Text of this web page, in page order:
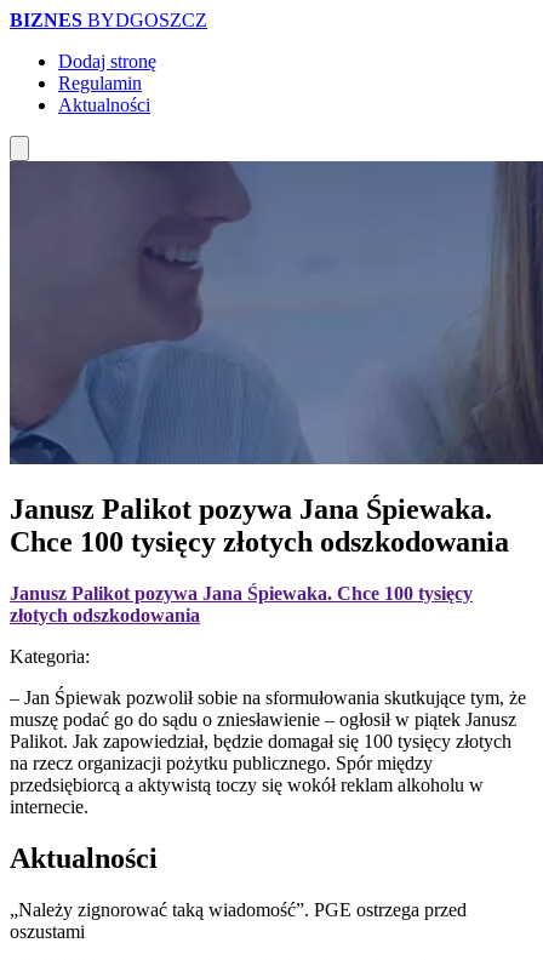
BIZNES BYDGOSZCZ
Dodaj stronę
Regulamin
Aktualności
Janusz Palikot pozywa Jana Śpiewaka.
Chce 100 tysięcy złotych odszkodowania
Janusz Palikot pozywa Jana Śpiewaka. Chce 100 tysięcy
złotych odszkodowania
Kategoria:
– Jan Śpiewak pozwolił sobie na sformułowania skutkujące tym, że
muszę podać go do sądu o zniesławienie – ogłosił w piątek Janusz
Palikot. Jak zapowiedział, będzie domagał się 100 tysięcy złotych
na rzecz organizacji pożytku publicznego. Spór między
przedsiębiorcą a aktywistą toczy się wokół reklam alkoholu w
internecie.
Aktualności
„Należy zignorować taką wiadomość”. PGE ostrzega przed
oszustami